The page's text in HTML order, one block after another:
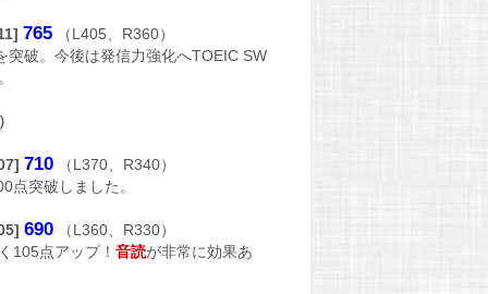
765 （L405、R360）
突破。今後は発信力強化へTOEIC SW
710 （L370、R340）
点突破しました。
690 （L360、R330）
105点アップ！音読が非常に効果あ